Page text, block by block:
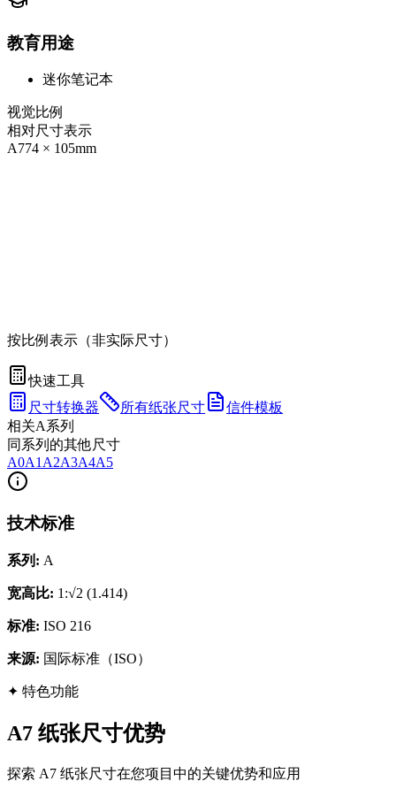
教育用途
迷你笔记本
视觉比例
相对尺寸表示
A774 × 105mm
按比例表示（非实际尺寸）
快速工具
尺寸转换器
所有纸张尺寸
信件模板
相关A系列
同系列的其他尺寸
A0A1 A2A3A4A5
技术标准
系列 : A
宽高比: 1:√2 (1.414)
标准: ISO 216
来源: 国际标准（ISO）
✦ 特色功能
A7 纸张尺寸优势
探索 A7 纸张尺寸在您项目中的关键优势和应用